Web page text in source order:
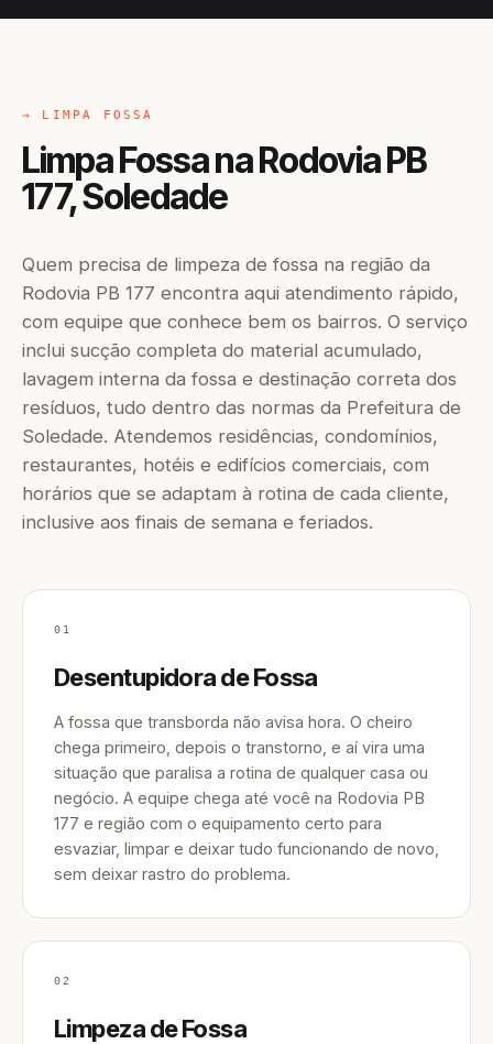
→ LIMPA FOSSA
Limpa Fossa na Rodovia PB
177, Soledade
Quem precisa de limpeza de fossa na região da
Rodovia PB 177 encontra aqui atendimento rápido,
com equipe que conhece bem os bairros. O serviço
inclui sucção completa do material acumulado,
lavagem interna da fossa e destinação correta dos
resíduos, tudo dentro das normas da Prefeitura de
Soledade. Atendemos residências, condomínios,
restaurantes, hotéis e edifícios comerciais, com
horários que se adaptam à rotina de cada cliente,
inclusive aos finais de semana e feriados.
01
Desentupidora de Fossa
A fossa que transborda não avisa hora. O cheiro
chega primeiro, depois o transtorno, e aí vira uma
situação que paralisa a rotina de qualquer casa ou
negócio. A equipe chega até você na Rodovia PB
177 e região com o equipamento certo para
esvaziar, limpar e deixar tudo funcionando de novo,
sem deixar rastro do problema.
02
Limpeza de Fossa